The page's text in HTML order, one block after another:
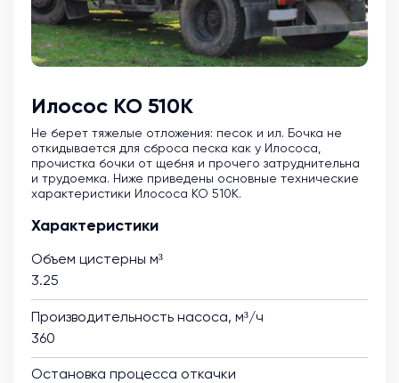
Илосос КО 510К
Не берет тяжелые отложения: песок и ил. Бочка не
откидывается для сброса песка как у Илососа,
прочистка бочки от щебня и прочего затруднительна
и трудоемка. Ниже приведены основные технические
характеристики Илососа КО 510К.
Характеристики
Объем цистерны м³
3.25
Производительность насоса, м³/ч
360
Остановка процесса откачки